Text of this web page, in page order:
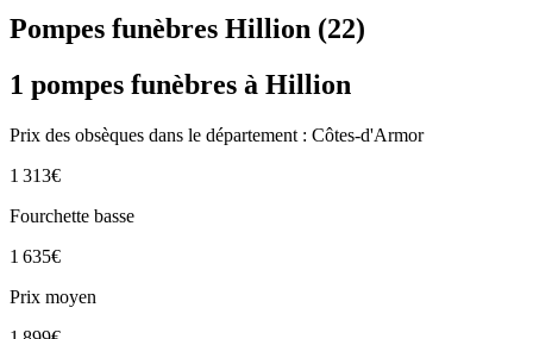
Pompes funèbres Hillion (22)
1 pompes funèbres à Hillion
Prix des obsèques dans le département : Côtes-d'Armor
1 313€
Fourchette basse
1 635€
Prix moyen